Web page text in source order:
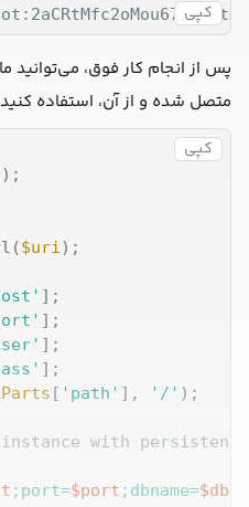
کپی
پس از انجام کار فوق، می‌توانید
متصل شده و از آن، استفاده
کپی
);
$uri );
];
];
];
];
[ 'path' ], '/' );
instance with persistent
;port=$port ;dbname=